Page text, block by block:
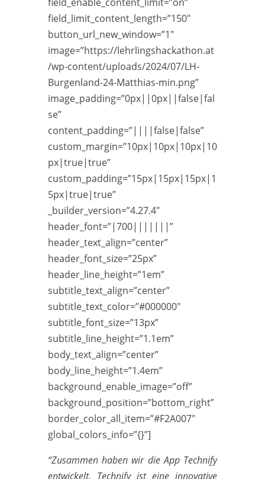
field_limit_content_length=”150″
button_url_new_window=”1″
image=”https://lehrlingshackathon.at
/wp-content/uploads/2024/07/LH-
Burgenland-24-Matthias-min.png”
image_padding=”0px||0px||false|fal
se”
content_padding=”||||false|false”
custom_margin=”10px|10px|10px|10
px|true|true”
custom_padding=”15px|15px|15px|1
5px|true|true”
_builder_version=”4.27.4″
header_font=”|700|||||||”
header_text_align=”center”
header_font_size=”25px”
header_line_height=”1em”
subtitle_text_align=”center”
subtitle_text_color=”#000000″
subtitle_font_size=”13px”
subtitle_line_height=”1.1em”
body_text_align=”center”
body_line_height=”1.4em”
background_enable_image=”off”
background_position=”bottom_right”
border_color_all_item=”#F2A007″
global_colors_info=”{}”]
“Zusammen haben wir die App Technify
entwickelt. Technify ist eine innovative